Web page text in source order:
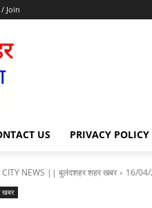
Join
US PRIVACY POLICY
CITY NEWS || बुलंदशहर शहर खबर 16/04/
खबर